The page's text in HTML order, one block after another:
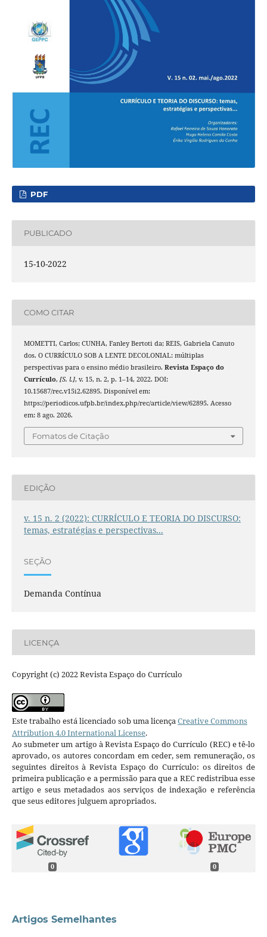
PDF
PUBLICADO
15-10-2022
COMO CITAR
MOMETTI, Carlos; CUNHA, Fanley Bertoti da; REIS, Gabriela Canuto
dos. O CURRÍCULO SOB A LENTE DECOLONIAL: múltiplas
perspectivas para o ensino médio brasileiro. Revista Espaço do
Currículo, [S. l.], v. 15, n. 2, p. 1–14, 2022. DOI:
10.15687/rec.v15i2.62895. Disponível em:
https://periodicos.ufpb.br/index.php/rec/article/view/62895. Acesso
em: 8 ago. 2026.
Fomatos de Citação
EDIÇÃO
v. 15 n. 2 (2022): CURRÍCULO E TEORIA DO DISCURSO:
temas, estratégias e perspectivas...
SEÇÃO
Demanda Contínua
LICENÇA
Copyright (c) 2022 Revista Espaço do Currículo
Este trabalho está licenciado sob uma licençaCreative Commons
Attribution 4.0 International License.
Ao submeter um artigo à Revista Espaço do Currículo (REC) e tê-lo
aprovado, os autores concordam em ceder, sem remuneração, os
seguintes direitos à Revista Espaço do Currículo: os direitos de
primeira publicação e a permissão para que a REC redistribua esse
artigo e seus metadados aos serviços de indexação e referência
que seus editores julguem apropriados.
0 0
Artigos Semelhantes